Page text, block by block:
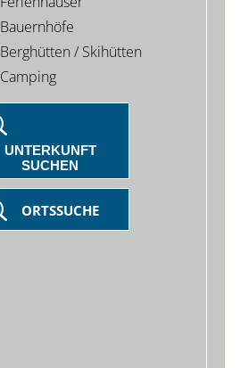
Bauernhöfe
Berghütten / Skihütten
Camping
UNTERKUNFT
SUCHEN
ORTSSUCHE